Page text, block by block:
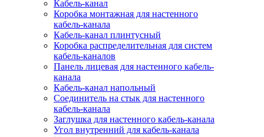
Кабель-канал
Коробка монтажная для настенного
кабель-канала
Кабель-канал плинтусный
Коробка распределительная для систем
кабель-каналов
Панель лицевая для настенного кабель-
канала
Кабель-канал напольный
Соединитель на стык для настенного
кабель-канала
Заглушка для настенного кабель-канала
Угол внутренний для кабель-канала